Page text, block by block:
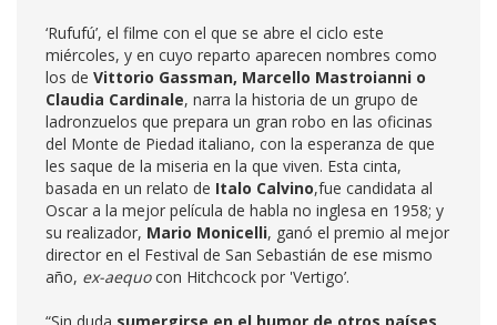
‘Rufufú’, el filme con el que se abre el ciclo este
miércoles, y en cuyo reparto aparecen nombres como
los de Vittorio Gassman, Marcello Mastroianni o
Claudia Cardinale, narra la historia de un grupo de
ladronzuelos que prepara un gran robo en las oficinas
del Monte de Piedad italiano, con la esperanza de que
les saque de la miseria en la que viven. Esta cinta,
basada en un relato de Italo Calvino,fue candidata al
Oscar a la mejor película de habla no inglesa en 1958; y
su realizador, Mario Monicelli, ganó el premio al mejor
director en el Festival de San Sebastián de ese mismo
año, ex-aequocon Hitchcock por 'Vertigo’.